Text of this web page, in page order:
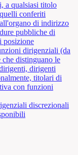
a qualsiasi titolo
conferiti
di indirizzo
pubbliche di
posizione
dirigenziali (da
distinguano le
dirigenti
titolari di
con funzioni
discrezionali